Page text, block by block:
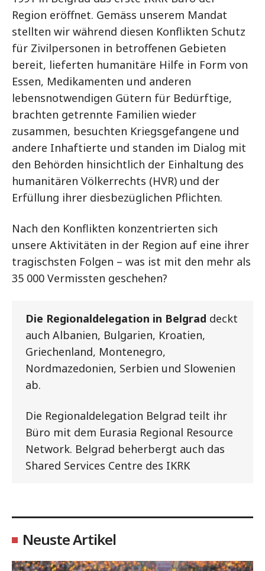
Region eröffnet. Gemäss unserem Mandat
stellten wir während diesen Konflikten Schutz
für Zivilpersonen in betroffenen Gebieten
bereit, lieferten humanitäre Hilfe in Form von
Essen, Medikamenten und anderen
lebensnotwendigen Gütern für Bedürftige,
brachten getrennte Familien wieder
zusammen, besuchten Kriegsgefangene und
andere Inhaftierte und standen im Dialog mit
den Behörden hinsichtlich der Einhaltung des
humanitären Völkerrechts (HVR) und der
Erfüllung ihrer diesbezüglichen Pflichten.
Nach den Konflikten konzentrierten sich
unsere Aktivitäten in der Region auf eine ihrer
tragischsten Folgen – was ist mit den mehr als
35 000 Vermissten geschehen?
Die Regionaldelegation in Belgrad deckt
auch Albanien, Bulgarien, Kroatien,
Griechenland, Montenegro,
Nordmazedonien, Serbien und Slowenien
ab.
Die Regionaldelegation Belgrad teilt ihr
Büro mit dem Eurasia Regional Resource
Network. Belgrad beherbergt auch das
Shared Services Centre des IKRK
Neuste Artikel